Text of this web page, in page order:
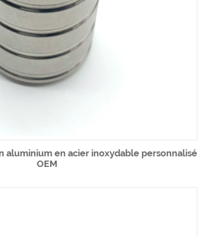
aluminium en acier inoxydable personnalisé
OEM